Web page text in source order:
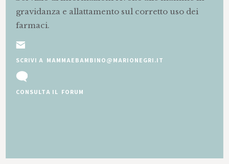
gravidanza e allattamento sul corretto uso dei
farmaci.
SCRIVI A MAMMAEBAMBINO@MARIONEGRI.IT
CONSULTA IL FORUM